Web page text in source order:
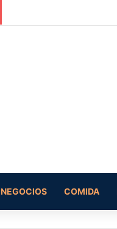
NEGOCIOS COMIDA